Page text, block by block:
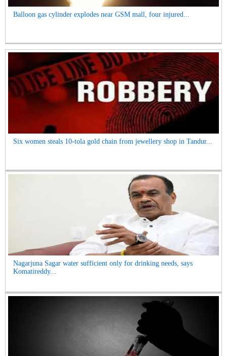
Balloon gas cylinder explodes near GSM mall, four injured...
Six women steals 10-tola gold chain from jewellery shop in Tandur...
Nagarjuna Sagar water sufficient only for drinking needs, says
Komatireddy...